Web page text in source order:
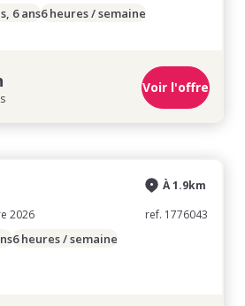
6 ans6 heures / semaine
Voir l'offre
2026
À 1.9km
ref. 1776043
6 heures / semaine